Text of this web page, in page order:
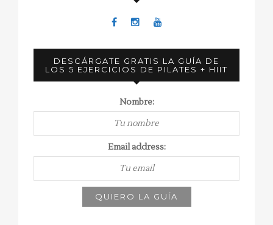
DESCÁRGATE GRATIS LA GUÍA DE
LOS 5 EJERCICIOS DE PILATES + HIIT
Nombre:
Email address: